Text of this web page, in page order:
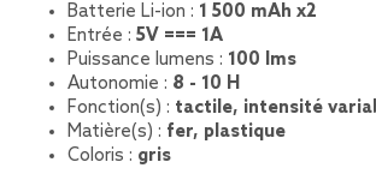
Batterie Li-ion : 1 500 mAh x2
Entrée : 5V === 1A
Puissance lumens : 100 lms
Autonomie : 8 - 10 H
Fonction(s) : tactile, intensité
Matière(s) : fer, plastique
Coloris : gris